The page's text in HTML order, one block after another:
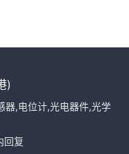
)
器,电位计,光电器件,光学
回复